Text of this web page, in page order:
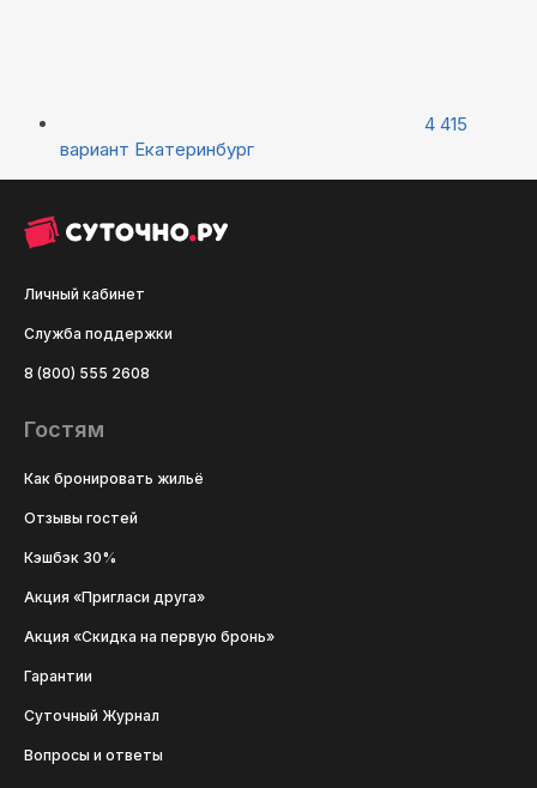
4 415
вариант Екатеринбург
Личный кабинет
Служба поддержки
8 (800) 555 2608
Гостям
Как бронировать жильё
Отзывы гостей
Кэшбэк 30%
Акция «Пригласи друга»
Акция «Скидка на первую бронь»
Гарантии
Суточный Журнал
Вопросы и ответы